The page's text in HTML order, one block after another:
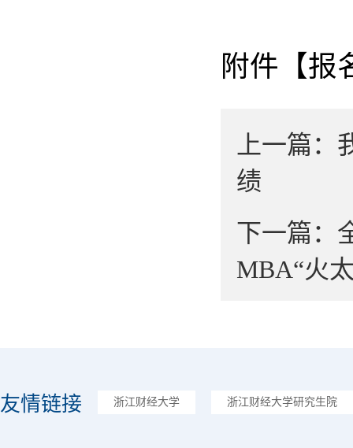
附件【报
上一篇：
绩
下一篇：
MBA“火
友情链接 浙江财经大学 浙江财经大学研究生院